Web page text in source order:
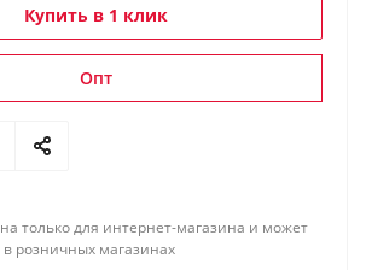
Купить в 1 клик
Опт
только для интернет-магазина и может
розничных магазинах